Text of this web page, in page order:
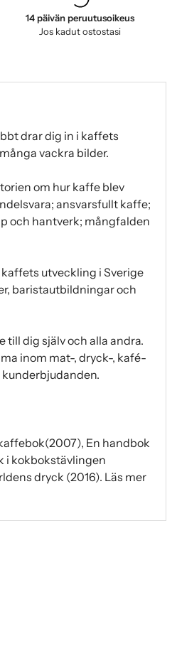
14 päivän peruutusoikeus
Jos kadut ostostasi
drar dig in i kaffets
vackra bilder.
om hur kaffe blev
ansvarsfullt kaffe;
och hantverk; mångfalden
utveckling i Sverige
baristautbildningar och
dig själv och alla andra.
inom mat-, dryck-, kafé-
kunderbjudanden.
En handbok
i kokbokstävlingen
dryck (2016). Läs mer